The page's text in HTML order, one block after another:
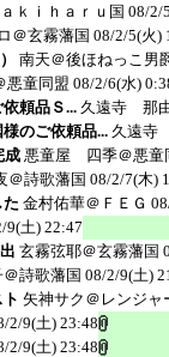
ｋｉｈａｒｕ国 08/2/
＠玄霧藩国 08/2/5(火)
南天＠後ほねっこ男
悪童同盟 08/2/6(水)
頼品Ｓ... 久遠寺 那
のご依頼品... 久遠寺
成 悪童屋 四季＠悪童
＠詩歌藩国 08/2/7(木)
金村佑華＠ＦＥＧ
9(土) 22:47
玄霧弦耶＠玄霧藩国
詩歌藩国 08/2/9(土)
矢神サク＠レンジャ
2/9(土) 23:48
2/9(土) 23:48